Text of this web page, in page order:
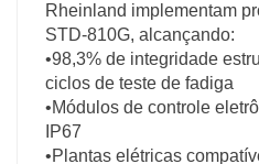
Rheinland implementam
STD-810G, alcançando:
•98,3% de integridade
ciclos de teste de fadiga
•Módulos de controle
IP67
•Plantas elétricas